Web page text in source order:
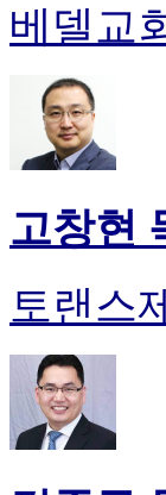
베델교
고창현
토랜스